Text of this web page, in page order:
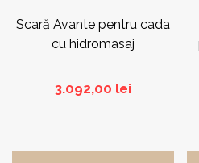
Scară Avante pentru cada
cu hidromasaj
3.092,00 lei
pagina
produsului.